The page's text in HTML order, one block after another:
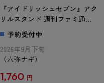
『アイドリッシュセブン』アク
リルスタンド 週刊ファミ通
Collection 六弥ナギ
予約受付中
2026年9月下旬
（六弥ナギ）
1,760 円